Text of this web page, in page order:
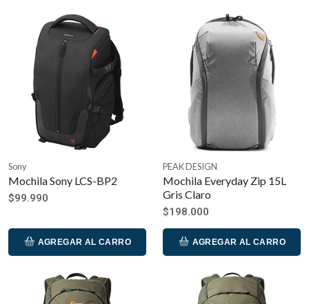
Sony
Mochila Sony LCS-BP2
$99.990
AGREGAR AL CARRO
PEAK DESIGN
Mochila Everyday Zip 15L
Gris Claro
$198.000
AGREGAR AL CARRO